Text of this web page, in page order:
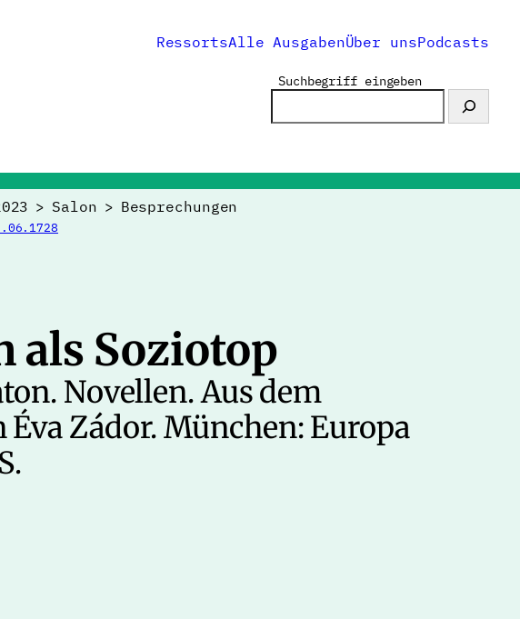
RessortsAlle AusgabenÜber unsPodcasts
Suchbegriff eingeben
> Salon > Besprechungen
als Soziotop
Novellen. Aus dem
Zádor. München: Europa